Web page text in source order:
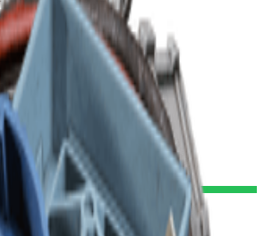
לחימה סימן 1